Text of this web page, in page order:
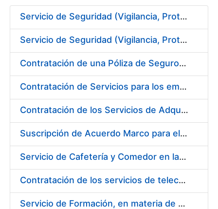
Mostra/Amaga Servicio de Seguridad (Vigilancia, Protección y Control) en los centros de la FNMT-RCM en Burgos
Servicio de Seguridad (Vigilancia, Protección y Control) en los centros de la FNMT-RCM en Madrid
Contratación de una Póliza de Seguro Colectivo de Asistencia Sanitaria para la Fábrica Nacional de Moneda y Timbre – Real Casa de la Moneda
Contratación de Servicios para los empleados de la Fábrica Nacional de Moneda y Timbre-Real Casa de la Moneda para el año 2020, en ejecución de la sentencia número 511/2020 de la Sala de lo Social del Tribunal Supremo (Cesta de Navidad)
Contratación de los Servicios de Adquisición, Renovación y Mantenimiento de Licencias Software de Ofimática ( 2 lotes)
Suscripción de Acuerdo Marco para el Suministro de Material de Acero Inoxidable de la Entidad Pública Empresarial Fábrica Nacional de Moneda y Timbre-Real Casa de la Moneda (FNMT-RCM)
Servicio de Cafetería y Comedor en la sede central de la Fábrica Nacional de Moneda y Timbre-Real Casa de la Moneda en Madrid
Contratación de los servicios de telecomunicaciones para la FNMT-RCM
Servicio de Formación, en materia de Prevención de Riesgos Laborales, de Cursos de Operador de Carretillas de Manutención, Puente Grúa, Polipastos y Plataformas Móviles de Personal (PEMP), en su sede de Madrid y Burgos